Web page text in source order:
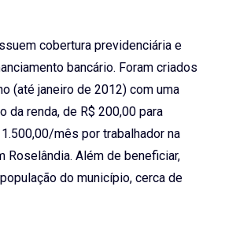
cobertura previdenciária e
bancário. Foram criados
(até janeiro de 2012) com uma
da renda, de R$ 200,00 para
mês por trabalhador na
Roselândia. Além de beneficiar,
do município, cerca de